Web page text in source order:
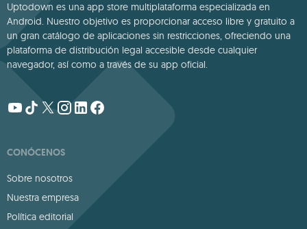
Uptodown es una app store multiplataforma especializada en
Android. Nuestro objetivo es proporcionar acceso libre y gratuito a
un gran catálogo de aplicaciones sin restricciones, ofreciendo una
plataforma de distribución legal accesible desde cualquier
navegador, así como a través de su app oficial.
CONÓCENOS
Sobre nosotros
Nuestra empresa
Política editorial